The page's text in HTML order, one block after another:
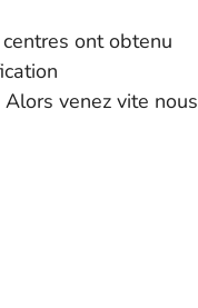
ont obtenu
venez vite nous